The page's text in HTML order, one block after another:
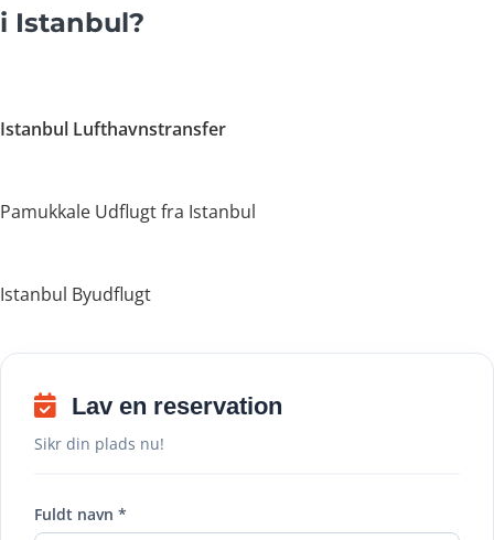
i Istanbul?
Istanbul Lufthavnstransfer
Pamukkale Udflugt fra Istanbul
Istanbul Byudflugt
Lav en reservation
Sikr din plads nu!
Fuldt navn *